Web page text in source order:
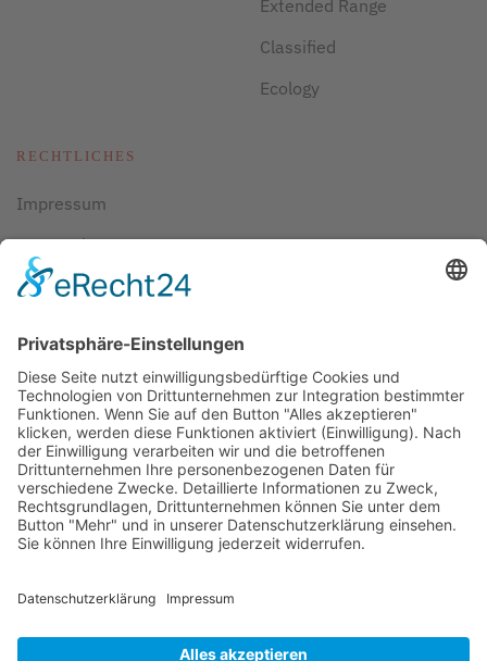
Extended Range
Classified
Ecology
RECHTLICHES
Impressum
Datenschutz
AGBs
Copyright ©2026ScubaholiX | Tauchschule und
Tauchreisen. Alle Rechte vorbehalten.
Umsetzung und Realisierung durchWEBandWIRE
Internet- und EDV-Dienstleistungen
Rechte vorbehalten.